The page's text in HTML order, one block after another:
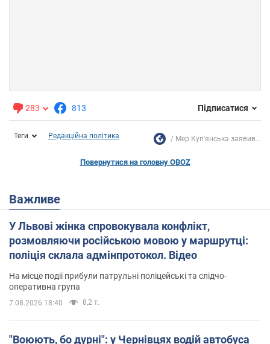
283 813 Підписатися
Теги Редакційна політика Мер Куп'янська заявив...
Повернутися на головну OBOZ
Важливе
У Львові жінка спровокувала конфлікт,
розмовляючи російською мовою у маршрутці:
поліція склала адмінпротокол. Відео
На місце події прибули патрульні поліцейські та слідчо-
оперативна група
7.08.2026 18:40 8,2 т.
"Воюють, бо дурні": у Чернівцях водій автобуса